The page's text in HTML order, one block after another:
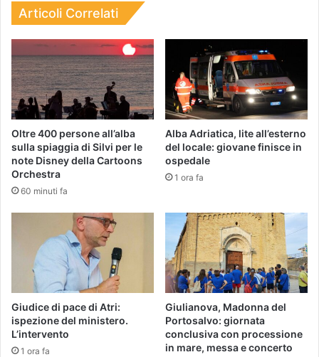
Articoli Correlati
​Oltre 400 persone all’alba
sulla spiaggia di Silvi per le
note Disney della Cartoons
Orchestra
60 minuti fa
Alba Adriatica, lite all’esterno
del locale: giovane finisce in
ospedale
1 ora fa
Giudice di pace di Atri:
ispezione del ministero.
L’intervento
1 ora fa
Giulianova, Madonna del
Portosalvo: giornata
conclusiva con processione
in mare, messa e concerto